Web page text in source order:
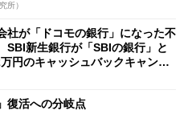
所）
社が「ドコモの銀行」になった不
新生銀行が「SBIの銀行」と
円のキャッシュバックキャンペ
復活への分岐点